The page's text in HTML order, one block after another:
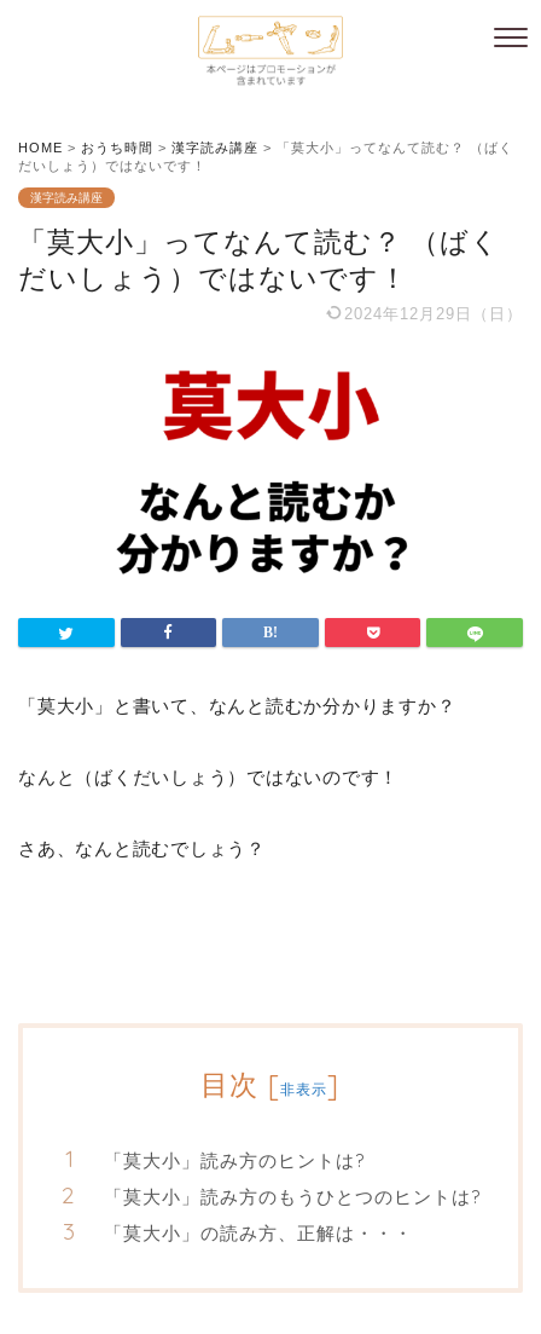
HOME > おうち時間 > 漢字読み講座 >
「莫大小」ってなんて読む？ （ばく
だいしょう）ではないです！
漢字読み講座
「莫大小」ってなんて読む？ （ばく
だいしょう）ではないです！
2024年12月29日（日）
「莫大小」と書いて、なんと読むか分かりますか？
なんと（ばくだいしょう）ではないのです！
さあ、なんと読むでしょう？
目次 [非表示]
「莫大小」読み方のヒントは?
「莫大小」読み方のもうひとつのヒントは?
「莫大小」の読み方、正解は・・・